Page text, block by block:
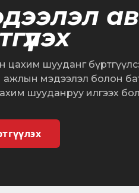
цахим шууданг
ажлын мэдээлэл болон
шууданруу илгээх